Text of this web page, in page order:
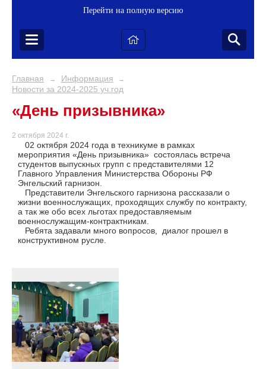
Перейти на полную версию
Главная → Информация →
Новости за 2024-2025 уч.год
«День призывника»
2 октября 2024 г.
02 октября 2024 года в техникуме в рамках
мероприятия «День призывника» состоялась встреча
студентов выпускных групп с представителями 12
Главного Управления Министерства Обороны РФ
Энгельский гарнизон.
Представители Энгельского гарнизона рассказали о
жизни военнослужащих, проходящих службу по контракту,
а так же обо всех льготах предоставляемым
военнослужащим-контрактникам.
Ребята задавали много вопросов, диалог прошел в
конструктивном русле.